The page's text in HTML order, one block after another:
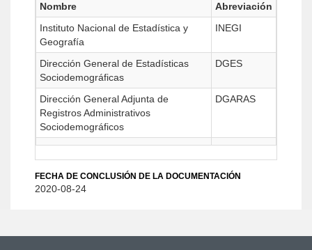
Nombre
Abreviación
Instituto Nacional de Estadística y
Geografía
INEGI
Dirección General de Estadísticas
Sociodemográficas
DGES
Dirección General Adjunta de
Registros Administrativos
Sociodemográficos
DGARAS
FECHA DE CONCLUSIÓN DE LA DOCUMENTACIÓN
2020-08-24